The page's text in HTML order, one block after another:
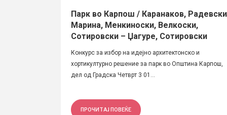
Парк во Карпош / Каранаков,
Марина, Менкиноски, Велкоски,
Сотировски – Џагуре, Сотировски
Конкурс за избор на идејно архитектонско и
хортикултурно решение за парк во Општина Карпош,
дел од Градска Четврт 3 01...
ПРОЧИТАЈ ПОВЕЌЕ